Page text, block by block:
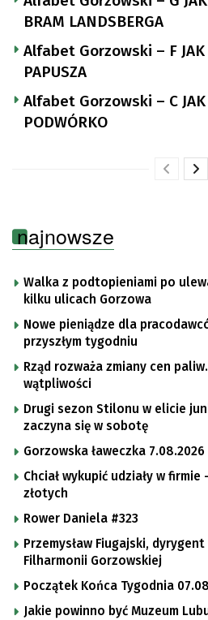
BRAM LANDSBERGA
Alfabet Gorzowski – F JAK
PAPUSZA
Alfabet Gorzowski – C JAK
PODWÓRKO
najnowsze
Walka z podtopieniami po
kilku ulicach Gorzowa
Nowe pieniądze dla
przyszłym tygodniu
Rząd rozważa zmiany cen
wątpliwości
Drugi sezon Stilonu w elicie
zaczyna się w sobotę
Gorzowska ławeczka 7.08.2026
Chciał wykupić udziały w
złotych
Rower Daniela #323
Przemysław Fiugajski,
Filharmonii Gorzowskiej
Początek Końca Tygodnia
Jakie powinno być Muzeum